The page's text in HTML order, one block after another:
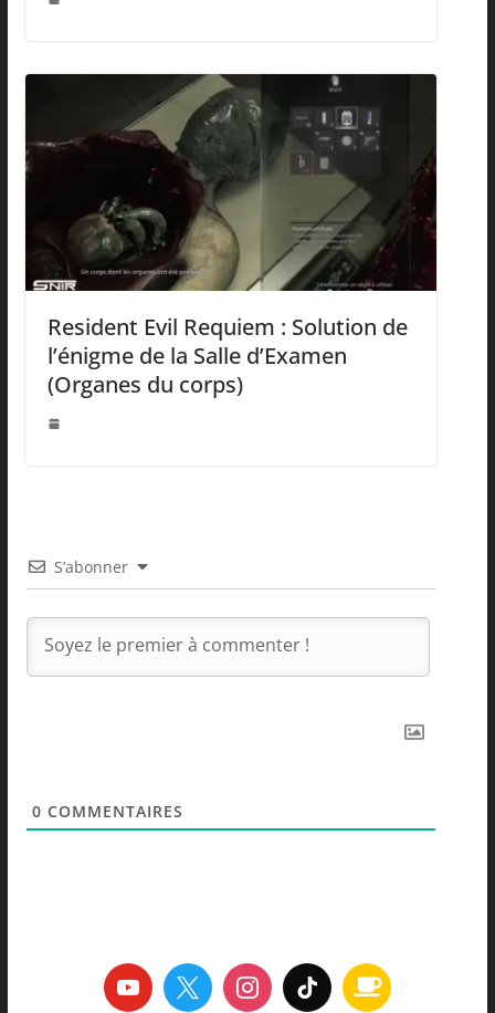
Resident Evil Requiem : Solution de
l’énigme de la Salle d’Examen
(Organes du corps)
S’abonner
0 COMMENTAIRES